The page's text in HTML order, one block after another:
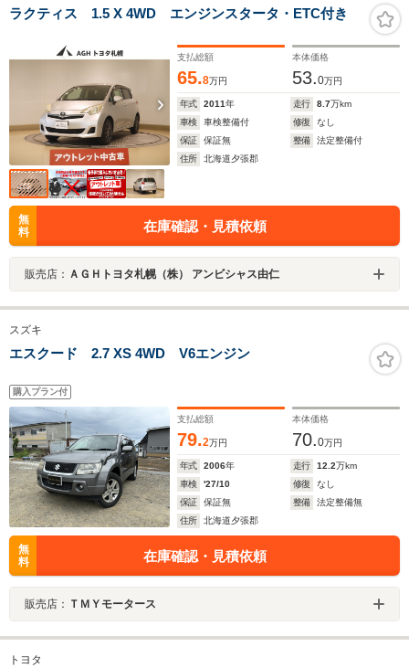
ラクティス 1.5 X 4WD エンジンスタータ・ETC付き
支払総額
65.8万円
本体価格
53.0万円
年式 2011年 走行 8.7万km
車検
車検整備付 修復
なし
保証
保証無 整備
法定整備付
住所
北海道夕張郡
無
料
在庫確認・見積依頼
販売店： ＡＧＨトヨタ札幌（株） アンビシャス由仁
スズキ
エスクード 2.7 XS 4WD V6エンジン
購入プラン付
支払総額
79.2万円
本体価格
70.0万円
年式 2006年 走行 12.2万km
車検
'27/10 修復
なし
保証
保証無 整備
法定整備無
住所
北海道夕張郡
無
料
在庫確認・見積依頼
販売店： ＴＭＹモータース
トヨタ